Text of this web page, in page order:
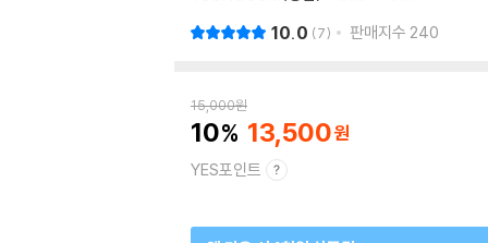
10.0 7 판매지수 240
15,000원
10 13,500
YES포인트